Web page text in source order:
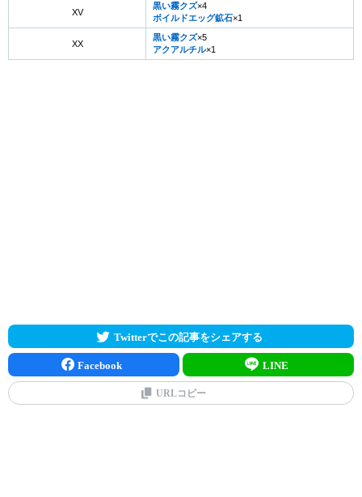
XV
黒い霧クズ×4
ボイルドエッグ鉱石×1
XX
黒い霧クズ×5
アクアルチル×1
Twitterでこの記事をシェアする
Facebook LINE
URLコピー